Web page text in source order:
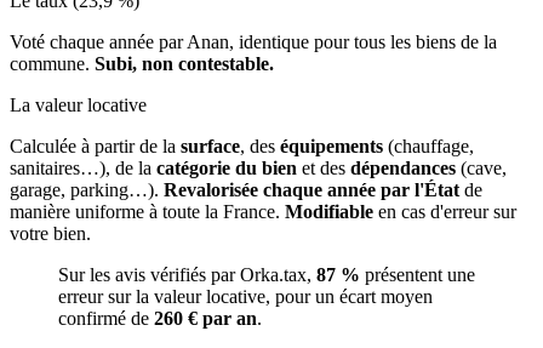
Voté chaque année par Anan, identique pour tous les biens de la
commune. Subi, non contestable.
La valeur locative
Calculée à partir de la surface, des équipements (chauffage,
sanitaires…), de la catégorie du bien et des dépendances (cave,
garage, parking…). Revalorisée chaque année par l'État de
manière uniforme à toute la France. Modifiable en cas d'erreur sur
votre bien.
Sur les avis vérifiés par Orka.tax, 87 % présentent une
erreur sur la valeur locative, pour un écart moyen
confirmé de 260 € par an.